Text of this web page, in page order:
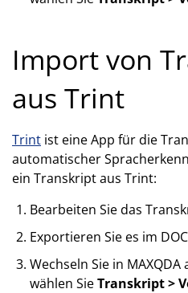
Import von
aus Trint
Trint ist eine App für die
automatischer
ein Transkript aus Trint:
Bearbeiten Sie das
Exportieren Sie es im
Wechseln Sie in MAXQDA
wählen SieTranskript >